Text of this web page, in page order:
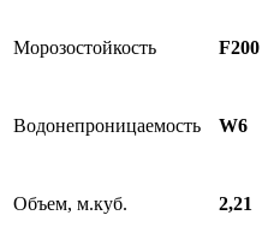
Морозостойкость F200
Водонепроницаемость W6
Объем, м.куб. 2,21